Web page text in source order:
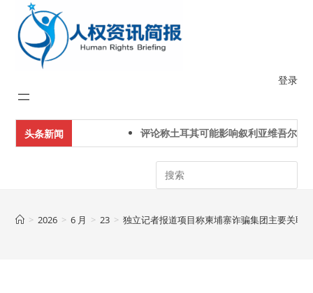
content
登录
头条新闻 评论称土耳其可能影响叙利亚维吾尔人下
Search
> 2026 > 6 月 > 23 > 独立记者报道项目称柬埔寨诈骗集团主要关联